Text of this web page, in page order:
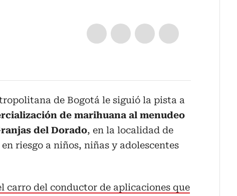
de Bogotá le siguió la pista a
de marihuana al menudeo
del Dorado, en la localidad de
riesgo a niños, niñas y adolescentes
carro del conductor de aplicaciones que